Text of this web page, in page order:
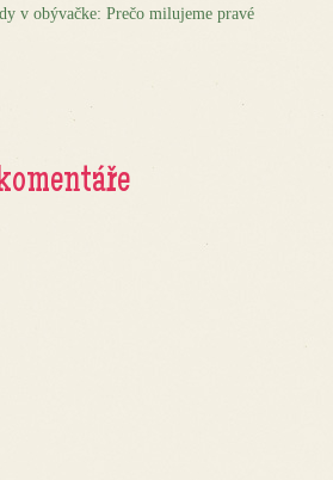
v obývačke: Prečo milujeme pravé